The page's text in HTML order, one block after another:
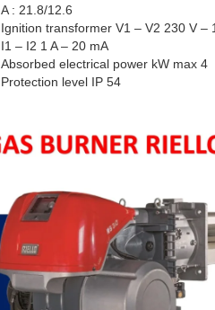
A : 21.8/12.6
Ignition transformer V1 – V2 230 V –
I1 – I2 1 A – 20 mA
Absorbed electrical power kW max 4
Protection level IP 54